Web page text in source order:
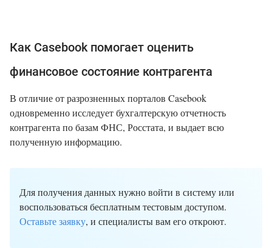
Как Casebook помогает оценить
финансовое состояние контрагента
В отличие от разрозненных порталов Casebook
одновременно исследует бухгалтерскую отчетность
контрагента по базам ФНС, Росстата, и выдает всю
полученную информацию.
Для получения данных нужно войти в систему или
воспользоваться бесплатным тестовым доступом.
Оставьте заявку, и специалисты вам его откроют.